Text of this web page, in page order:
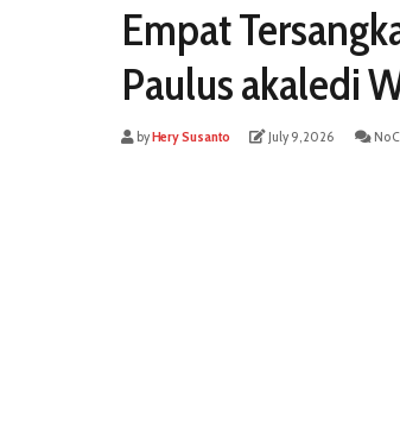
Empat
Paulus akaledi
byHery Susanto July 9, 2026 No